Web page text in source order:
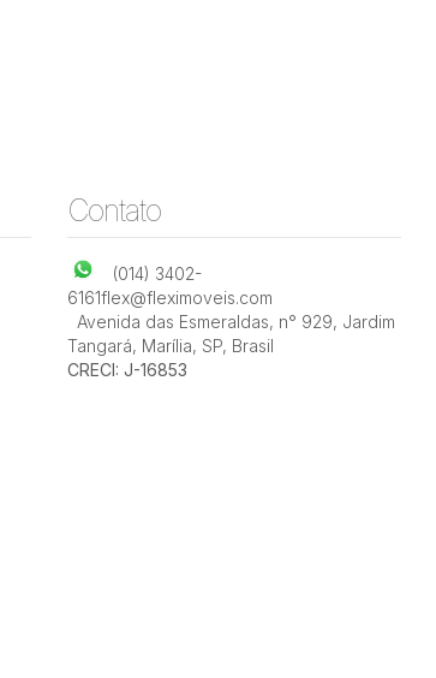
Contato
(014) 3402-
6161flex@fleximoveis.com
Avenida das Esmeraldas, n° 929, Jardim
Tangará, Marília, SP, Brasil
CRECI: J-16853